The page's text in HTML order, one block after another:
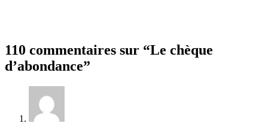
110 commentaires sur “Le chèque
d’abondance”